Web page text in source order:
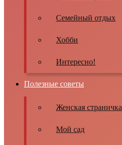
Семейный отдых
Хобби
Интересно!
Полезные советы
Женская страничка
Мой сад